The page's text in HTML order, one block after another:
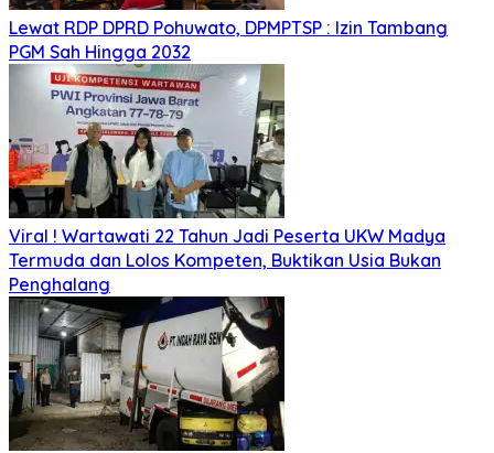
Lewat RDP DPRD Pohuwato, DPMPTSP : Izin Tambang
PGM Sah Hingga 2032
Viral ! Wartawati 22 Tahun Jadi Peserta UKW Madya
Termuda dan Lolos Kompeten, Buktikan Usia Bukan
Penghalang